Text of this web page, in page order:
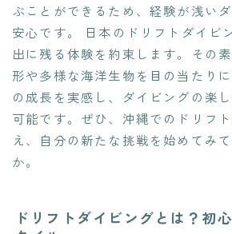
ぶことができるため、経験が浅い
安心です。 日本のドリフトダイビ
出に残る体験を約束します。その
形や多様な海洋生物を目の当たり
の成長を実感し、ダイビングの楽
可能です。ぜひ、沖縄でのドリフ
え、自分の新たな挑戦を始めてみ
か。
ドリフトダイビングとは？初